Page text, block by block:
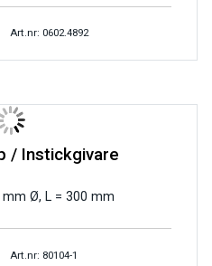
Art.nr: 0602.4892
/ Instickgivare
Ø, L = 300 mm
Art.nr: 80104-1